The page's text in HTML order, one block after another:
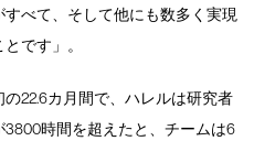
べて、そして他にも数多く実現
です」。
22.6カ月間で、ハレルは研究者
時間を超えたと、チームは6